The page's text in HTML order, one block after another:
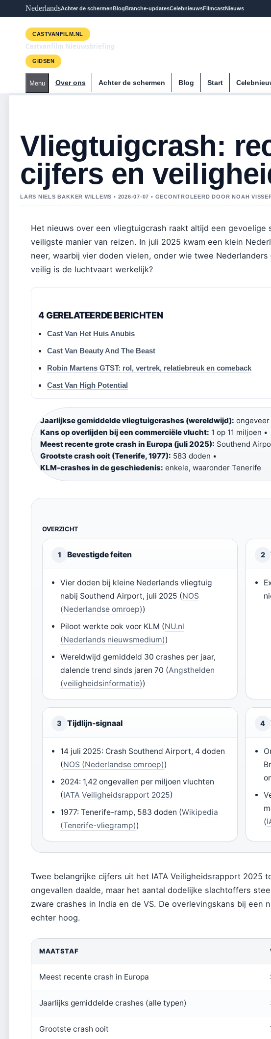
NederlandsAchter de schermenBlogBranche-updatesCelebnieuwsFilmcastNieuws
CASTVANFILM.NL
Castvanfilm Nieuwsbriefing
GIDSEN
Menu Over ons Achter de schermen Blog Start
Vliegtuigcrash:
cijfers en
LARS NIELS BAKKER WILLEMS • 2026-07-07 • GECONTROLEERD DOOR NOAH
Het nieuws over een vliegtuigcrash raakt altijd een
veiligste manier van reizen. In juli 2025 kwam een klein
neer, waarbij vier doden vielen, onder wie twee
veilig is de luchtvaart werkelijk?
4 GERELATEERDE BERICHTEN
Cast Van Het Huis Anubis
Cast Van Beauty And The Beast
Robin Martens GTST: rol, vertrek, relatiebreuk en comeback
Cast Van High Potential
Jaarlijkse gemiddelde vliegtuigcrashes (wereldwijd): ongeveer
Kans op overlijden bij een commerciële vlucht: 1 op 11 miljoen •
Meest recente grote crash in Europa (juli 2025): Southend
Grootste crash ooit (Tenerife, 1977): 583 doden •
KLM-crashes in de geschiedenis: enkele, waaronder Tenerife
OVERZICHT
1 Bevestigde feiten
Vier doden bij kleine Nederlands vliegtuig
nabij Southend Airport, juli 2025 (NOS
(Nederlandse omroep))
Piloot werkte ook voor KLM (NU.nl
(Nederlands nieuwsmedium))
Wereldwijd gemiddeld 30 crashes per jaar,
dalende trend sinds jaren 70 (Angsthelden
(veiligheidsinformatie))
2
3 Tijdlijn-signaal
14 juli 2025: Crash Southend Airport, 4 doden
(NOS (Nederlandse omroep))
2024: 1,42 ongevallen per miljoen vluchten
(IATA Veiligheidsrapport 2025)
1977: Tenerife-ramp, 583 doden (Wikipedia
(Tenerife-vliegramp))
4
(
Twee belangrijke cijfers uit het IATA Veiligheidsrapport 2025
ongevallen daalde, maar het aantal dodelijke slachtoffers
zware crashes in India en de VS. De overlevingskans bij een
echter hoog.
MAATSTAF
Meest recente crash in Europa
Jaarlijks gemiddelde crashes (alle typen)
Grootste crash ooit